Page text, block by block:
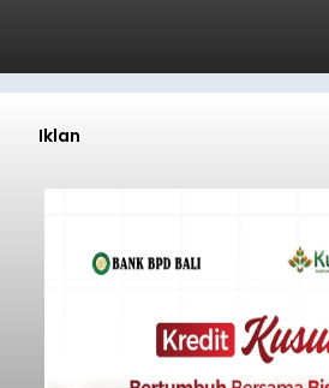
Iklan